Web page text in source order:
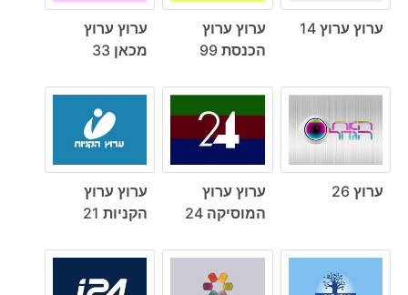
ערוץ ערוץ 14
ערוץ ערוץ
הכנסת 99
ערוץ ערוץ
מכאן 33
ערוץ 26
ערוץ ערוץ
המוסיקה 24
ערוץ ערוץ
הקניות 21